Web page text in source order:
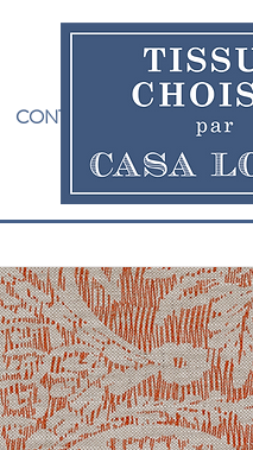
CONTACT